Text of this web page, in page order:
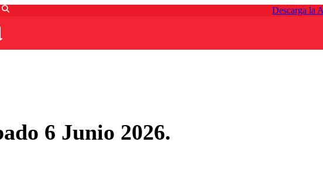
Descarga la
6 Junio 2026.